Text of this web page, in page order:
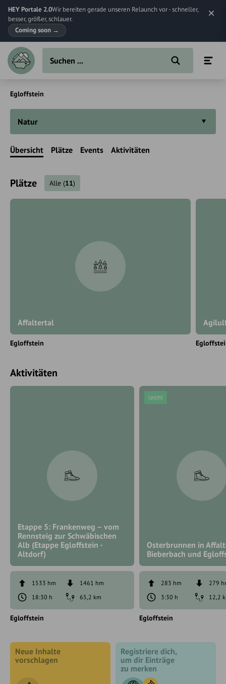
HEY Portale 2.0Wir bereiten gerade unseren Relaunch vor - schneller,
besser, größer, schlauer.
Coming soon →
Egloffstein
Natur
Übersicht Plätze Events Aktivitäten
Plätze Alle (11)
Affaltertal
Egloffstein
Aktivitäten
Etappe 5: Frankenweg – vom
Rennsteig zur Schwäbischen
Alb (Etappe Egloffstein -
Altdorf)
1533 hm
1461 hm
18:30 h
65,2 km
Egloffstein
Osterbrunnen in
Bieberbach und
leicht
283 hm
279
3:30 h
12,2
Egloffstein
Neue Inhalte
vorschlagen
Registriere dich,
um dir Einträge
zu merken